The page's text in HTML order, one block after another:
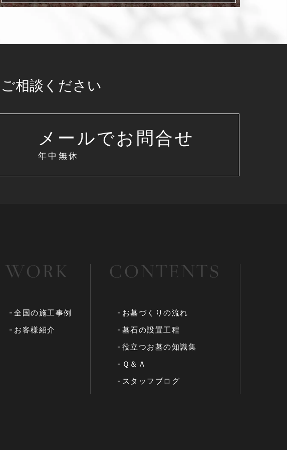
ご相談ください
メールでお問合せ
年中無休
WORK
全国の施工事例
お客様紹介
CONTENTS
お墓づくりの流れ
墓石の設置工程
役立つお墓の知識集
Ｑ＆Ａ
スタッフブログ